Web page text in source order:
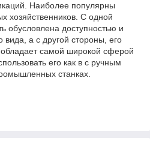
Наиболее популярны
хозяйственников. С одной
обусловлена доступностью и
вида, а с другой стороны, его
обладает самой широкой сферой
его как в с ручным
станках.